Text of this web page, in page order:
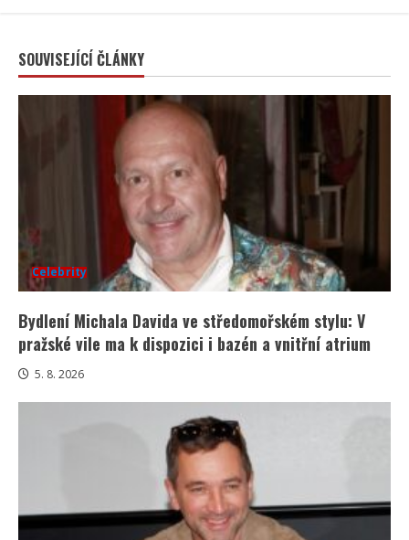
SOUVISEJÍCÍ ČLÁNKY
Celebrity
Bydlení Michala Davida ve středomořském stylu: V
pražské vile ma k dispozici i bazén a vnitřní atrium
5. 8. 2026